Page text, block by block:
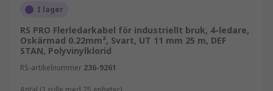
I lager
RS PRO Flerledarkabel för industriellt bruk, 4-ledare,
Oskärmad 0.22mm², Svart, UT 11 mm 25 m, DEF
STAN, Polyvinylklorid
RS-artikelnummer 236-9261